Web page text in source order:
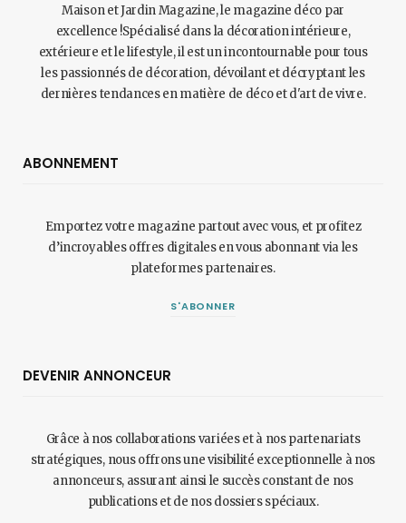
Maison et Jardin Magazine, le magazine déco par
excellence !Spécialisé dans la décoration intérieure,
extérieure et le lifestyle, il est un incontournable pour tous
les passionnés de décoration, dévoilant et décryptant les
dernières tendances en matière de déco et d'art de vivre.
ABONNEMENT
Emportez votre magazine partout avec vous, et profitez
d’incroyables offres digitales en vous abonnant via les
plateformes partenaires.
S'ABONNER
DEVENIR ANNONCEUR
Grâce à nos collaborations variées et à nos partenariats
stratégiques, nous offrons une visibilité exceptionnelle à nos
annonceurs, assurant ainsi le succès constant de nos
publications et de nos dossiers spéciaux.